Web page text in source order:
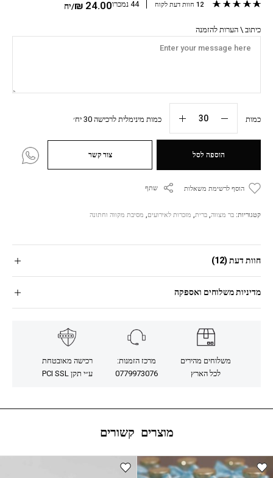
מדורגים5.00מתוך 5 מבוסס על 12דירוגים של לקוחות 12 חוות דעת לקוח 44 נמכרו ₪ 24.00 /יח
כיתוב \ הערות להזמנה
כמות כמות מינימלית לרכישה 30 יח׳
הוספה לסל צור קשר
הוסף לרשימת משאלות שתף
קטגוריות: בר מצווה, ברית, מזכרות לאירועים, מסיבת מקווה וחתונה
חוות דעת (12)
מדיניות משלוחים ואספקה
משלוחים מהירים
לכל הארץ
מרכז הזמנות:
0779973076
רכישה מאובטחת
ע״י תקן PCI SSL
מוצרים קשורים